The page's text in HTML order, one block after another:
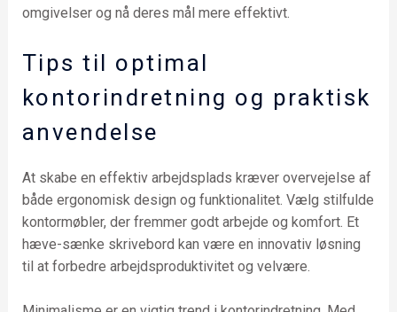
omgivelser og nå deres mål mere effektivt.
Tips til optimal
kontorindretning og praktisk
anvendelse
At skabe en effektiv arbejdsplads kræver overvejelse af
både ergonomisk design og funktionalitet. Vælg stilfulde
kontormøbler, der fremmer godt arbejde og komfort. Et
hæve-sænke skrivebord kan være en innovativ løsning
til at forbedre arbejdsproduktivitet og velvære.